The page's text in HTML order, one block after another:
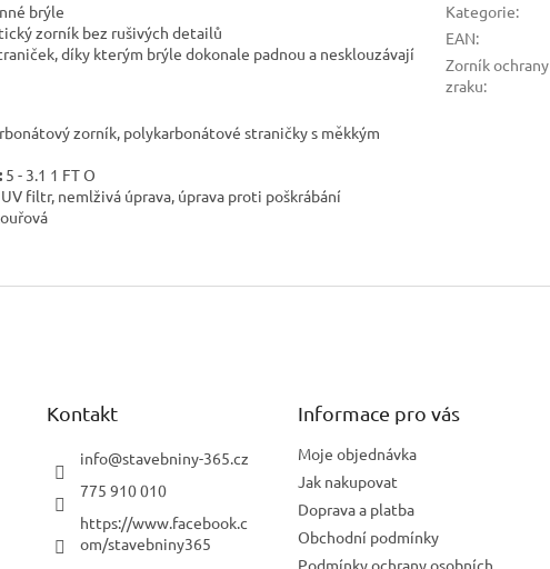
brýle
zorník bez rušivých detailů
díky kterým brýle dokonale padnou a nesklouzávají
zorník, polykarbonátové straničky s měkkým
5 - 3.1 1 FT O
UV filtr, nemlživá úprava, úprava proti poškrábání
Kategorie:
EAN:
Zorník ochrany
zraku:
Kontakt
info@stavebniny-365.cz
775 910 010
https://www.facebook.c
om/stavebniny365
Informace pro vás
Moje objednávka
Jak nakupovat
Doprava a platba
Obchodní podmínky
Podmínky ochrany osobních